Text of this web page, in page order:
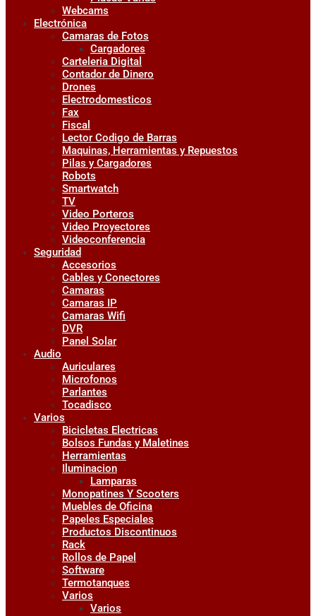
Webcams
Electrónica
Camaras de Fotos
Cargadores
Carteleria Digital
Contador de Dinero
Drones
Electrodomesticos
Fax
Fiscal
Lector Codigo de Barras
Maquinas, Herramientas y Repuestos
Pilas y Cargadores
Robots
Smartwatch
TV
Video Porteros
Video Proyectores
Videoconferencia
Seguridad
Accesorios
Cables y Conectores
Camaras
Camaras IP
Camaras Wifi
DVR
Panel Solar
Audio
Auriculares
Microfonos
Parlantes
Tocadisco
Varios
Bicicletas Electricas
Bolsos Fundas y Maletines
Herramientas
Iluminacion
Lamparas
Monopatines Y Scooters
Muebles de Oficina
Papeles Especiales
Productos Discontinuos
Rack
Rollos de Papel
Software
Termotanques
Varios
Varios